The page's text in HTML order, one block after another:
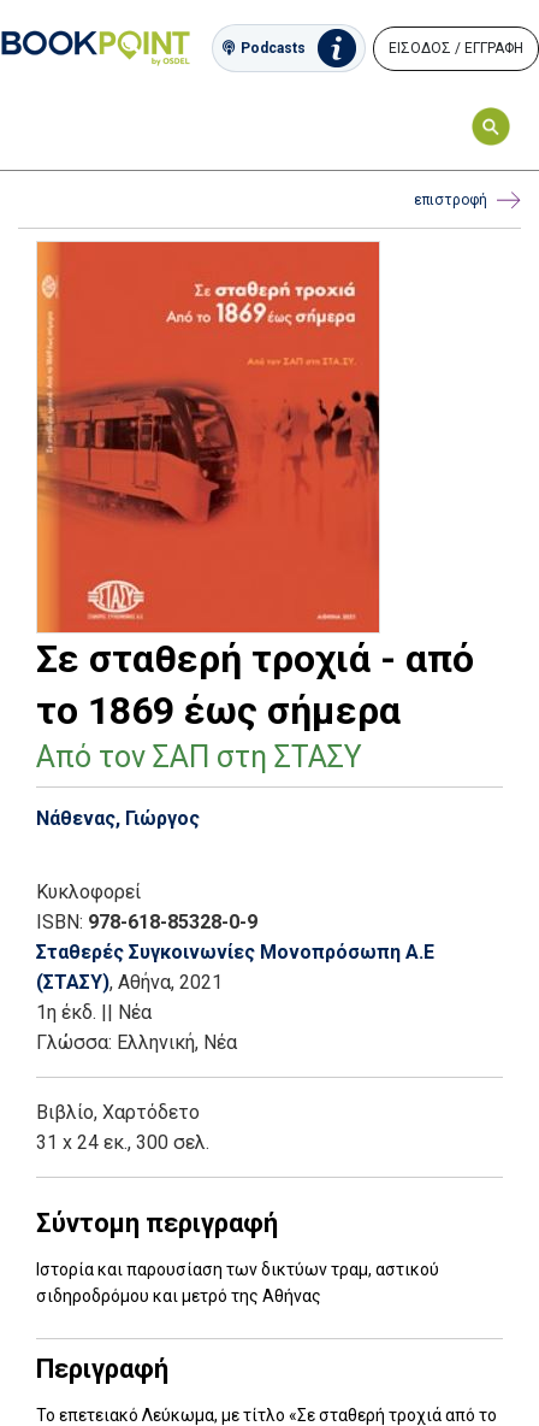
Podcasts ΕΙΣΟΔΟΣ / ΕΓΓΡΑΦΗ
επιστροφή
Σε σταθερή τροχιά - από
το 1869 έως σήμερα
Από τον ΣΑΠ στη ΣΤΑΣΥ
Νάθενας, Γιώργος
Κυκλοφορεί
ISBN: 978-618-85328-0-9
Σταθερές Συγκοινωνίες Μονοπρόσωπη Α.Ε
(ΣΤΑΣΥ), Αθήνα, 2021
1η έκδ. || Νέα
Γλώσσα: Ελληνική, Νέα
Βιβλίο, Χαρτόδετο
31 x 24 εκ., 300 σελ.
Σύντομη περιγραφή
Ιστορία και παρουσίαση των δικτύων τραμ, αστικού
σιδηροδρόμου και μετρό της Αθήνας
Περιγραφή
Το επετειακό Λεύκωμα, με τίτλο «Σε σταθερή τροχιά από το